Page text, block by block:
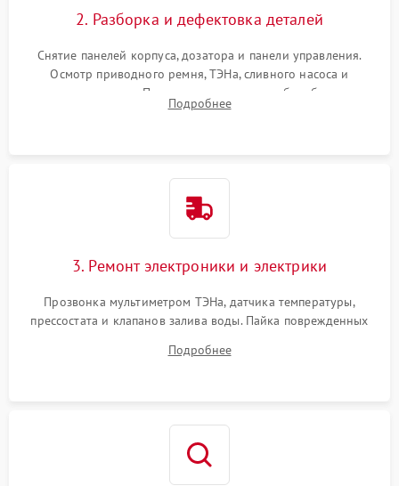
2. Разборка и дефектовка деталей
Снятие панелей корпуса, дозатора и панели управления.
Осмотр приводного ремня, ТЭНа, сливного насоса и
амортизаторов. Проверка подшипников барабана и
крестовины на износ, а манжеты люка на разрывы.
Подробнее
3. Ремонт электроники и электрики
Прозвонка мультиметром ТЭНа, датчика температуры,
прессостата и клапанов залива воды. Пайка поврежденных
Восстановление целостности проводки и контактов.
Подробнее